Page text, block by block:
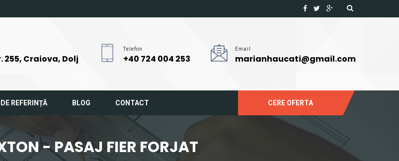
255, Craiova, Dolj
Telefon
+40 724 004 253
Email
marianhaucati@gmail.com
REFERINȚĂ BLOG CONTACT CERE OFERTA
- PASAJ FIER FORJAT